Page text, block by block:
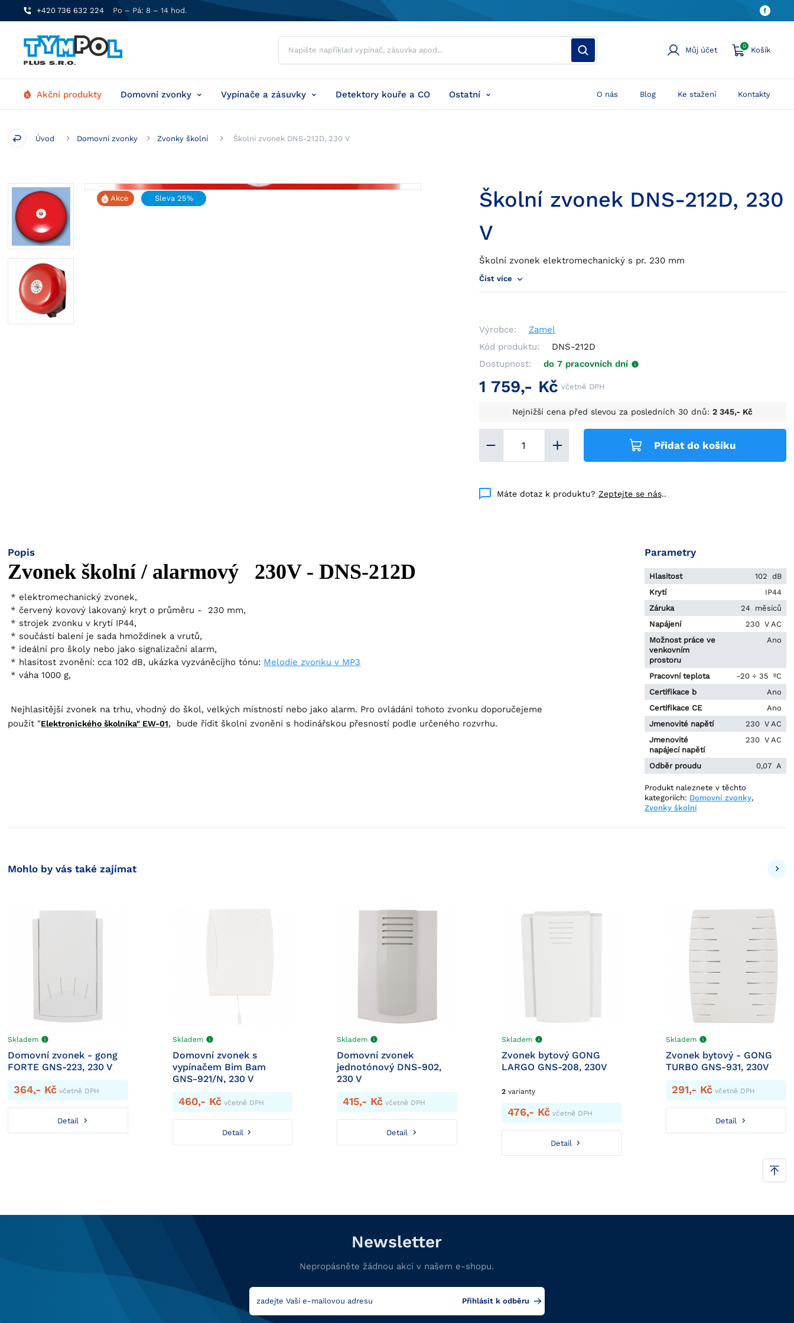
+420 736 632 224 Po – Pá: 8 – 14 hod.
Můj účet 0 Košík
Akční produkty Domovní zvonky Vypínače a zásuvky Detektory kouře a CO Ostatní O nás Blog Ke stažení Kontakty
Úvod Domovní zvonky Zvonky školní Školní zvonek DNS-212D, 230 V
Školní zvonek DNS-212D, 230
V
Školní zvonek elektromechanický s pr. 230 mm
Číst více
Výrobce:
Zamel
Kód produktu:
DNS-212D
Dostupnost:
do 7 pracovních dní
1 759,- Kč včetně DPH
Nejnižší cena před slevou za posledních 30 dnů:2 345,- Kč
Přidat do košíku
Máte dotaz k produktu? Zeptejte se nás..
Akce Sleva 25%
Popis
Zvonek školní / alarmový 230V - DNS-212D
elektromechanický zvonek,
červený kovový lakovaný kryt o průměru - 230 mm,
strojek zvonku v krytí IP44,
součástí balení je sada hmoždinek a vrutů,
ideální pro školy nebo jako signalizační alarm,
hlasitost zvonění: cca 102 dB, ukázka vyzváněcíjho tónu: Melodie zvonku v MP3
váha 1000 g,
Nejhlasitější zvonek na trhu, vhodný do škol, velkých místností nebo jako alarm. Pro ovládání tohoto zvonku doporučejeme
použít "Elektronického školníka" EW-01, bude řídit školní zvonění s hodinářskou přesností podle určeného rozvrhu.
Parametry
Hlasitost
102 dB
Krytí
IP44
Záruka
24 měsíců
Napájení
230 V AC
Možnost práce ve
venkovním
prostoru
Ano
Pracovní teplota
-20 ÷ 35 ºC
Certifikace b
Ano
Certifikace CE
Ano
Jmenovité napětí
230 V AC
Jmenovité
napájecí napětí
230 V AC
Odběr proudu 0,07 A
Produkt naleznete v těchto
kategoriích: Domovní zvonky,
Zvonky školní
Mohlo by vás také zajímat
Skladem
Domovní zvonek - gong
FORTE GNS-223, 230 V
364,- Kč včetně DPH
Detail
Skladem
Domovní zvonek s
vypínačem Bim Bam
GNS-921/N, 230 V
460,- Kčvčetně DPH
Detail
Skladem
Domovní zvonek
jednotónový DNS-902,
230 V
415,- Kč včetně DPH
Detail
Skladem
Zvonek bytový GONG
LARGO GNS-208, 230V
2varianty
476,- Kčvčetně DPH
Detail
Skladem
Zvonek bytový - GONG
TURBO GNS-931, 230V
291,- Kč včetně DPH
Detail
Newsletter
Nepropásněte žádnou akci v našem e-shopu.